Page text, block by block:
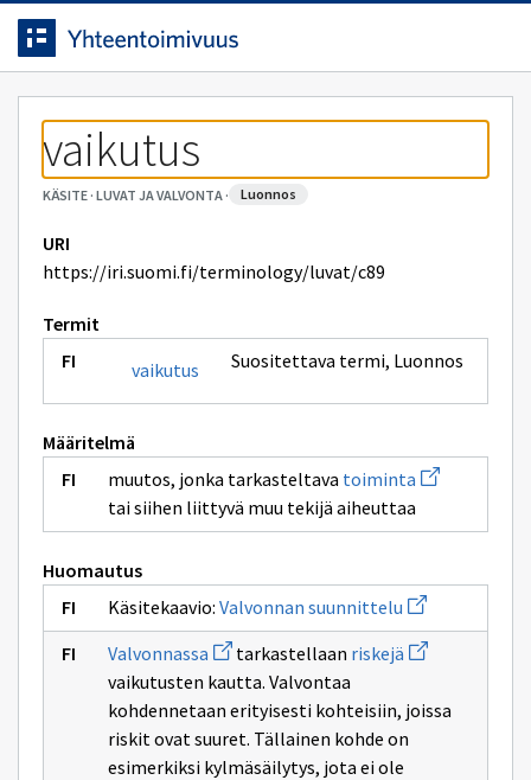
Siirrytty
sivulle
Siirry suoraan sisältöön.
vaikutus
KÄSITE· LUVAT JA VALVONTA· luonnos
URI
https://iri.suomi.fi/terminology/luvat/c89
Termit
vaikutus
Suositettava termi, Luonnos
Määritelmä
muutos, jonka tarkasteltava toiminta Avaa
uuden
sivulle
tai siihen liittyvä muu tekijä aiheuttaa
Huomautus
Käsitekaavio: Valvonnan suunnittelu Avaa
uuden
ikkunan
sivulle
Valvonnassa Avaa
uuden
ikkunan
sivulle
Valvonnassa
tarkastellaan riskejä Avaa
uuden
sivulle
riskejä
vaikutusten kautta. Valvontaa
kohdennetaan erityisesti kohteisiin, joissa
riskit ovat suuret. Tällainen kohde on
esimerkiksi kylmäsäilytys, jota ei ole